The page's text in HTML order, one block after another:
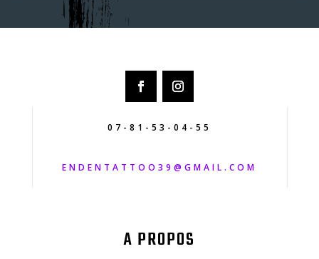
07-81-53-04-55
ENDENTATTOO39@GMAIL.COM
A PROPOS